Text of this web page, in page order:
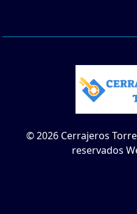
© 2026 Cerrajeros
reservados